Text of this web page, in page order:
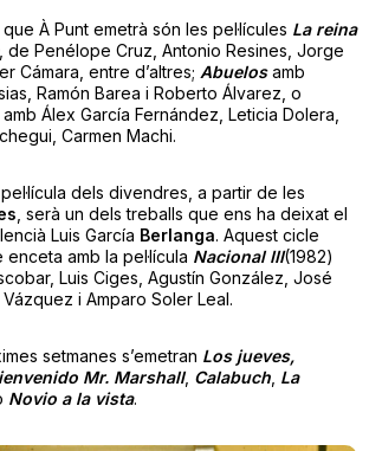
À Punt emetrà són les pel·lícules La reina
de Penélope Cruz, Antonio Resines, Jorge
Cámara, entre d’altres; Abuelosamb
Ramón Barea i Roberto Álvarez, o
Álex García Fernández, Leticia Dolera,
Carmen Machi.
dels divendres, a partir de les
, serà un dels treballs que ens ha deixat el
Luis García Berlanga. Aquest cicle
amb la pel·lícula Nacional III(1982)
Luis Ciges, Agustín González, José
i Amparo Soler Leal.
setmanes s’emetran Los jueves,
Mr. Marshall, Calabuch, La
Novio a la vista.